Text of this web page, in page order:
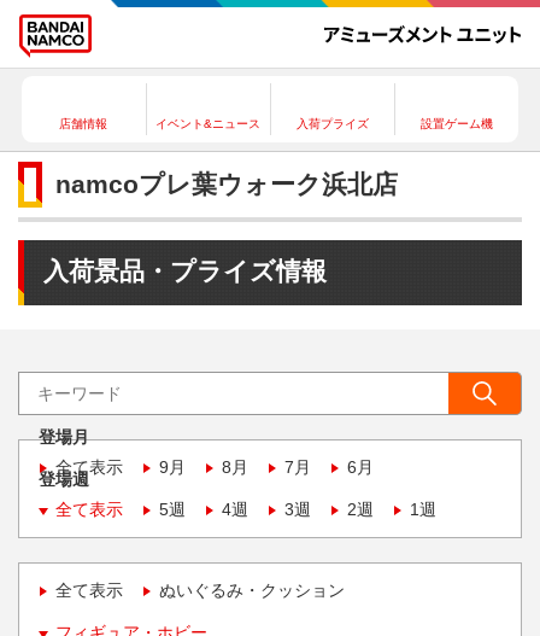
店舗情報 イベント&ニュース 入荷プライズ 設置ゲーム機
namcoプレ葉ウォーク浜北店
入荷景品・プライズ情報
登場月
全て表示
9月 8月 7月 6月
登場週
全て表示
5週 4週 3週 2週 1週
全て表示 ぬいぐるみ・クッション